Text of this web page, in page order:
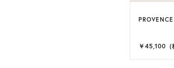
￥45,100（